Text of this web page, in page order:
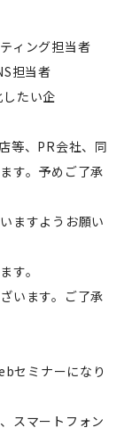
ィング担当者
担当者
たい企
等、PR会社、同
す。予めご了承
ますようお願い
す。
います。ご了承
セミナーになり
スマートフォン